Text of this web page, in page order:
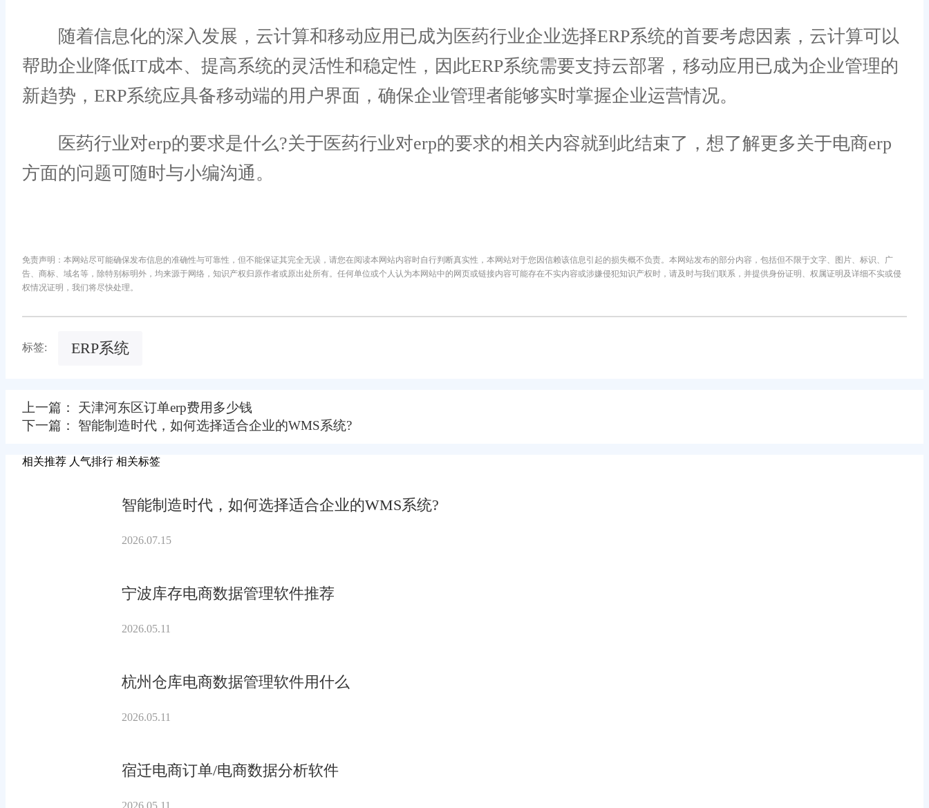
随着信息化的深入发展，云计算和移动应用已成为医药行业企业选择ERP系统的首要考虑因素，云计算可以
帮助企业降低IT成本、提高系统的灵活性和稳定性，因此ERP系统需要支持云部署，移动应用已成为企业管理的
新趋势，ERP系统应具备移动端的用户界面，确保企业管理者能够实时掌握企业运营情况。
医药行业对erp的要求是什么?关于医药行业对erp的要求的相关内容就到此结束了，想了解更多关于电商erp
方面的问题可随时与小编沟通。
免责声明：本网站尽可能确保发布信息的准确性与可靠性，但不能保证其完全无误，请您在阅读本网站内容时自行判断真实性，本网站对于您因信赖该信息引起的损失概不负责。本网站发布的部分内容，包括但不限于文字、图片、标识、广
告、商标、域名等，除特别标明外，均来源于网络，知识产权归原作者或原出处所有。任何单位或个人认为本网站中的网页或链接内容可能存在不实内容或涉嫌侵犯知识产权时，请及时与我们联系，并提供身份证明、权属证明及详细不实或侵
权情况证明，我们将尽快处理。
标签: ERP系统
上一篇： 天津河东区订单erp费用多少钱
下一篇： 智能制造时代，如何选择适合企业的WMS系统?
相关推荐 人气排行 相关标签
智能制造时代，如何选择适合企业的WMS系统?
2026.07.15
宁波库存电商数据管理软件推荐
2026.05.11
杭州仓库电商数据管理软件用什么
2026.05.11
宿迁电商订单/电商数据分析软件
2026.05.11